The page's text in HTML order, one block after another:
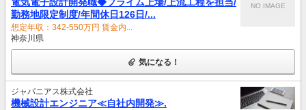
勤務地限定制度/年間休日126日/...
想定年収：342-550万円 賃金内...
神奈川県
NO IMAGE
気になる！
ジャパニアス株式会社
機械設計エンジニア≪自社内開発≫.